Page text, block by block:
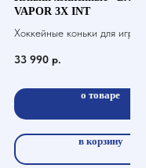
VAPOR 3X INT
Хоккейные коньки для игры
33 990 р.
о товаре
в корзину